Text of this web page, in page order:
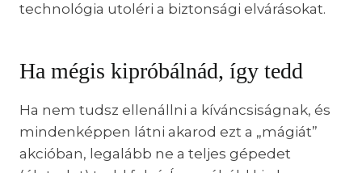
technológia utoléri a biztonsági elvárásokat.
Ha mégis kipróbálnád, így tedd
Ha nem tudsz ellenállni a kíváncsiságnak, és
mindenképpen látni akarod ezt a „mágiát”
akcióban, legalább ne a teljes gépedet